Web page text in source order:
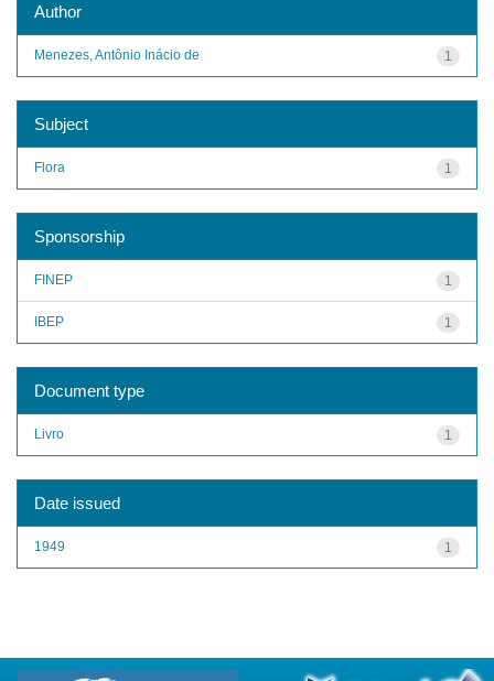
Author
1
Menezes, Antônio Inácio de
Subject
1
Flora
Sponsorship
1
FINEP
1
IBEP
Document type
1
Livro
Date issued
1
1949